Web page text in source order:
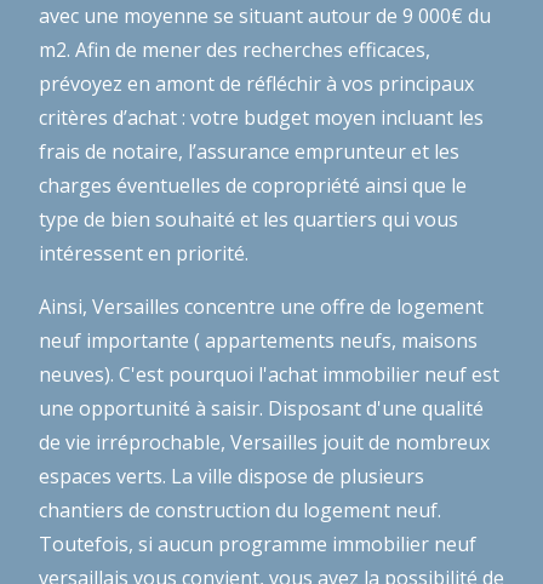
avec une moyenne se situant autour de 9 000€ du
m2. Afin de mener des recherches efficaces,
prévoyez en amont de réfléchir à vos principaux
critères d’achat : votre budget moyen incluant les
frais de notaire, l’assurance emprunteur et les
charges éventuelles de copropriété ainsi que le
type de bien souhaité et les quartiers qui vous
intéressent en priorité.
Ainsi, Versailles concentre une offre de logement
neuf importante ( appartements neufs, maisons
neuves). C'est pourquoi l'achat immobilier neuf est
une opportunité à saisir. Disposant d'une qualité
de vie irréprochable, Versailles jouit de nombreux
espaces verts. La ville dispose de plusieurs
chantiers de construction du logement neuf.
Toutefois, si aucun programme immobilier neuf
versaillais vous convient, vous avez la possibilité de